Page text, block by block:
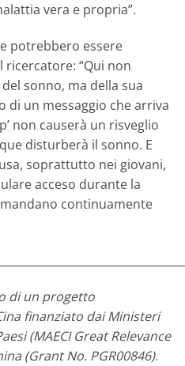
vera e propria”.
potrebbero essere
“Qui non
sonno, ma della sua
di un messaggio che arriva
non causerà un risveglio
disturberà il sonno. E
soprattutto nei giovani,
acceso durante la
continuamente
di un progetto
finanziato dai Ministeri
(MAECI Great Relevance
(Grant No. PGR00846).